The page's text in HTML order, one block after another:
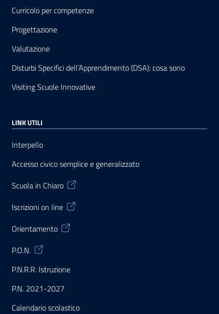
Curricolo per competenze
Progettazione
Valutazione
Disturbi Specifici dell’Apprendimento (DSA): cosa sono
Visiting Scuole Innovative
LINK UTILI
Interpello
Accesso civico semplice e generalizzato
Scuola in Chiaro
Iscrizioni on line
Orientamento
P.O.N.
P.N.R.R. Istruzione
P.N. 2021-2027
Calendario scolastico